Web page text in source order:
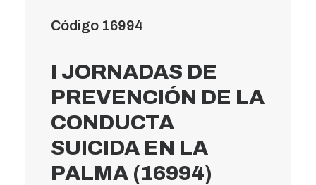
Código 16994
I JORNADAS DE
PREVENCIÓN DE LA
CONDUCTA
SUICIDA EN LA
PALMA (16994)